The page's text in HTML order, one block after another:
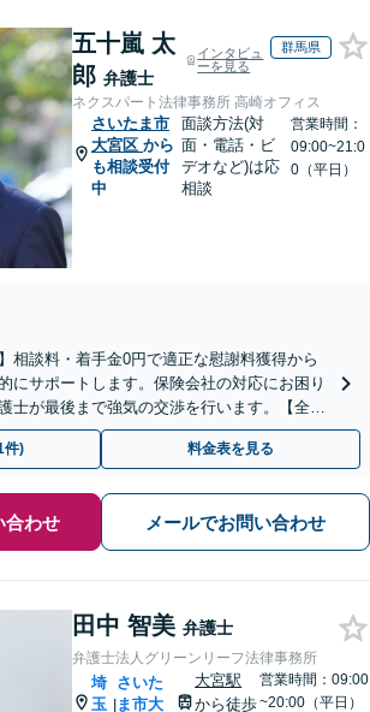
五十嵐 太
郎 弁護士
インタビュ
ーを見る
群馬県
ネクスパート法律事務所 高崎オフィス
さいたま市
大宮区 から
も相談受付
中
面談方法(対
面・電話・ビ
デオなど)は応
相談
営業時間：
09:00~21:0
0（平日）
相談料・着手金0円で適正な慰謝料獲得から
にサポートします。保険会社の対応にお困り
士が最後まで強気の交渉を行います。【全国
ください。
件) 料金表を見る
合わせ メールでお問い合わせ
田中 智美 弁護士
弁護士法人グリーンリーフ法律事務所
埼
玉 |
さいた
ま市大
大宮駅
から徒歩
営業時間：09:00
~20:00（平日）